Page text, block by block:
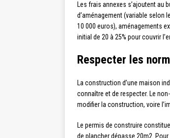
Les frais annexes s’ajoutent au
d’aménagement (variable selon
10 000 euros), aménagements
initial de 20 à 25% pour couvrir
Respecter les
La construction d’une maison
connaître et de respecter. Le
modifier la construction, voire
Le permis de construire
de plancher dépasse 20m2.